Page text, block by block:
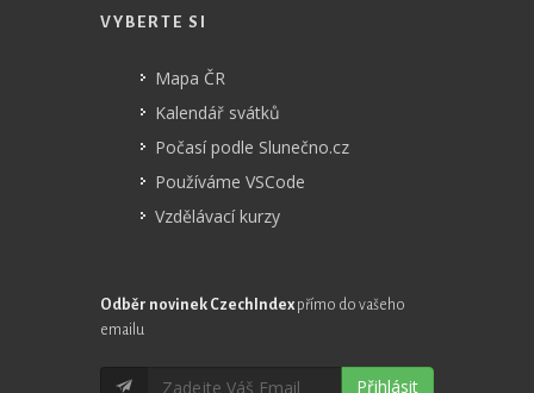
VYBERTE SI
Mapa ČR
Kalendář svátků
Počasí podle Slunečno.cz
Používáme VSCode
Vzdělávací kurzy
Odběr novinek CzechIndex přímo do vašeho
emailu
Přihlásit